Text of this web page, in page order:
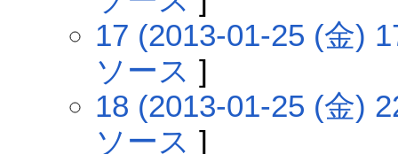
17 (2013-01-25 (金)
ソース ]
18 (2013-01-25 (金)
ソース ]